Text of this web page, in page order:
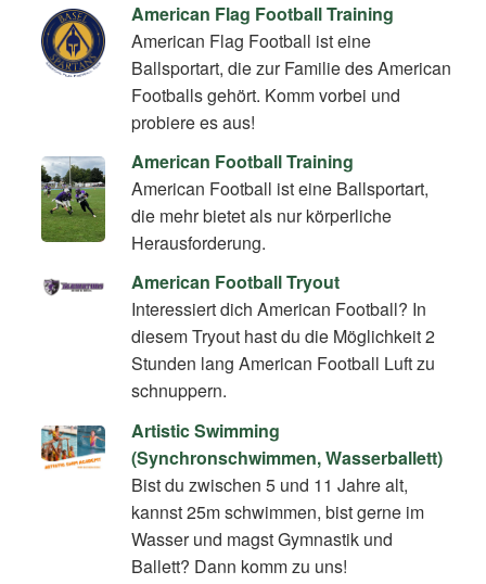
American Flag Football Training
American Flag Football ist eine
Ballsportart, die zur Familie des American
Footballs gehört. Komm vorbei und
probiere es aus!
American Football Training
American Football ist eine Ballsportart,
die mehr bietet als nur körperliche
Herausforderung.
American Football Tryout
Interessiert dich American Football? In
diesem Tryout hast du die Möglichkeit 2
Stunden lang American Football Luft zu
schnuppern.
Artistic Swimming
(Synchronschwimmen, Wasserballett)
Bist du zwischen 5 und 11 Jahre alt,
kannst 25m schwimmen, bist gerne im
Wasser und magst Gymnastik und
Ballett? Dann komm zu uns!